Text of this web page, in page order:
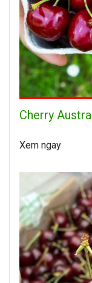
Cherry
Xem ngay